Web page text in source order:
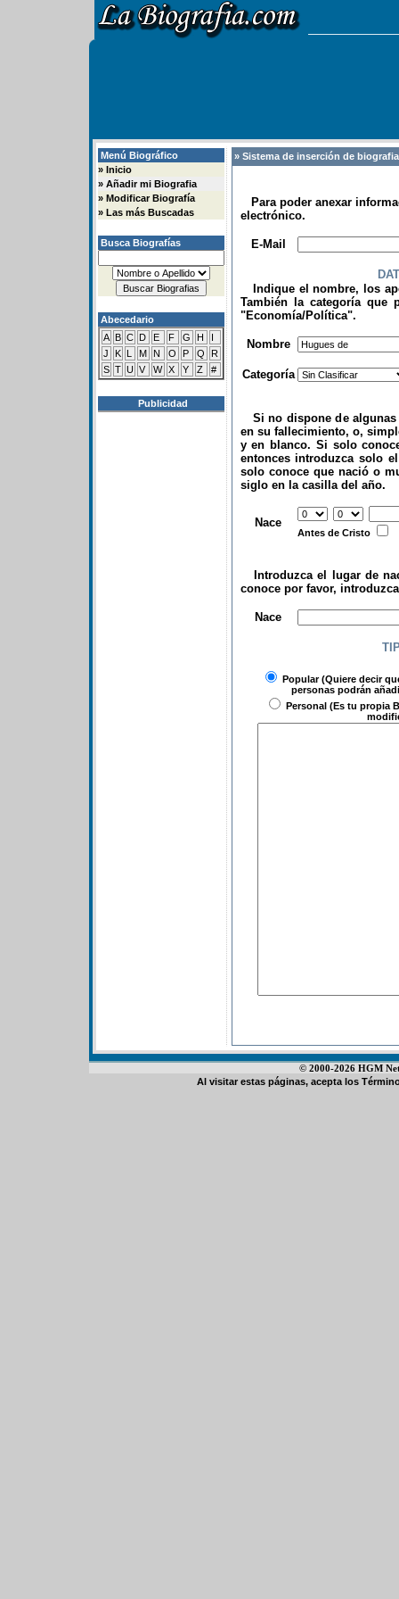
Menú Biográfico
» Inicio
» Añadir mi Biografia
» Modificar Biografía
» Las más Buscadas
Busca Biografías
Abecedario
A B C D E F G H
I
J
K L M N O P Q
R
S T U V W X Y Z #
Publicidad
» Sistema de inserción de
Para poder anexar
electrónico.
E-Mail
Indique el nombre, los
También la categoría que
"Economía/Política".
Nombre
Categoría
Si no dispone de algunas
en su fallecimiento, o,
y en blanco. Si solo
entonces introduzca solo
solo conoce que nació o
siglo en la casilla del año.
Nace
Antes de Cristo
Introduzca el lugar de
conoce por favor,
Nace
Popular(Quiere decir
personas podrán
Personal (Es tu propia
© 2000-2026 HGM
Al visitar estas páginas, acepta los